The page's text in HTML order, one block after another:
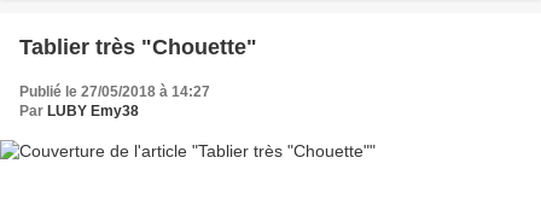
Tablier très "Chouette"
Publié le 27/05/2018 à 14:27
Par LUBY Emy38